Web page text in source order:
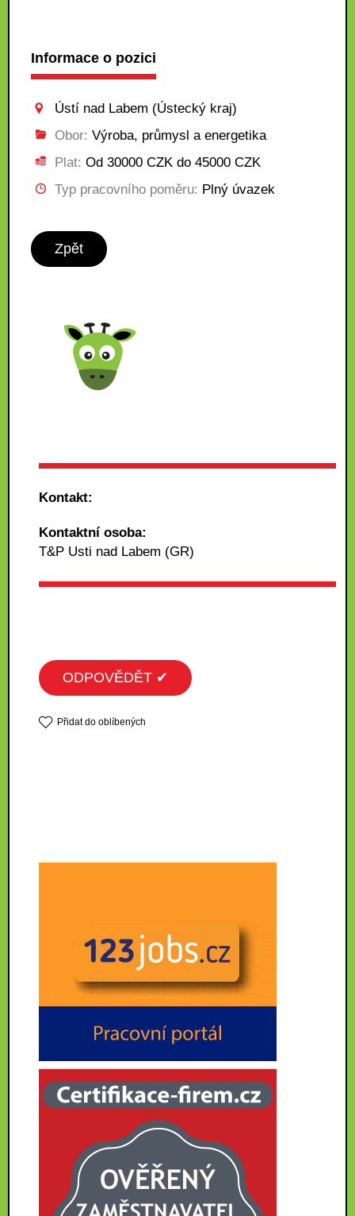
Informace o pozici
Ústí nad Labem (Ústecký kraj)
Obor: Výroba, průmysl a energetika
Plat: Od 30000 CZK do 45000 CZK
Typ pracovního poměru: Plný úvazek
Zpět
Kontakt:
Kontaktní osoba:
T&P Usti nad Labem (GR)
ODPOVĚDĚT ✔
Přidat do oblíbených